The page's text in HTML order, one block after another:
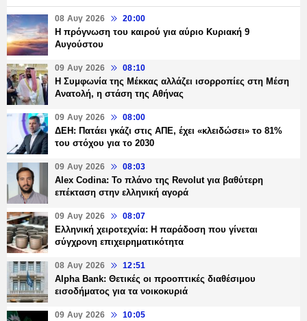
08 Αυγ 2026 20:00
Η πρόγνωση του καιρού για αύριο Κυριακή 9
Αυγούστου
09 Αυγ 2026 08:10
Η Συμφωνία της Μέκκας αλλάζει ισορροπίες στη Μέση
Ανατολή, η στάση της Αθήνας
09 Αυγ 2026 08:00
ΔΕΗ: Πατάει γκάζι στις ΑΠΕ, έχει «κλειδώσει» το 81%
του στόχου για το 2030
09 Αυγ 2026 08:03
Alex Codina: Το πλάνο της Revolut για βαθύτερη
επέκταση στην ελληνική αγορά
09 Αυγ 2026 08:07
Ελληνική χειροτεχνία: Η παράδοση που γίνεται
σύγχρονη επιχειρηματικότητα
08 Αυγ 2026 12:51
Alpha Bank: Θετικές οι προοπτικές διαθέσιμου
εισοδήματος για τα νοικοκυριά
09 Αυγ 2026 10:05